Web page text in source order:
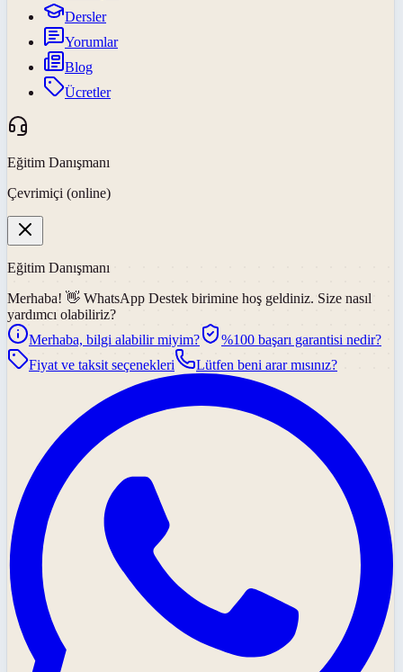
Dersler
Yorumlar
Blog
Ücretler
Eğitim Danışmanı
Çevrimiçi (online)
Eğitim Danışmanı
Merhaba! 👋 WhatsApp Destek birimine hoş geldiniz. Size nasıl
yardımcı olabiliriz?
Merhaba, bilgi alabilir miyim?
%100 başarı garantisi nedir?
Fiyat ve taksit seçenekleri
Lütfen beni arar mısınız?